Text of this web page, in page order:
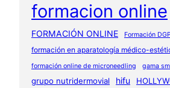
formacion online
FORMACIÓN ONLINE Formación
formación en aparatología médico-
formación online de microneedling gama
grupo nutridermovial hifu